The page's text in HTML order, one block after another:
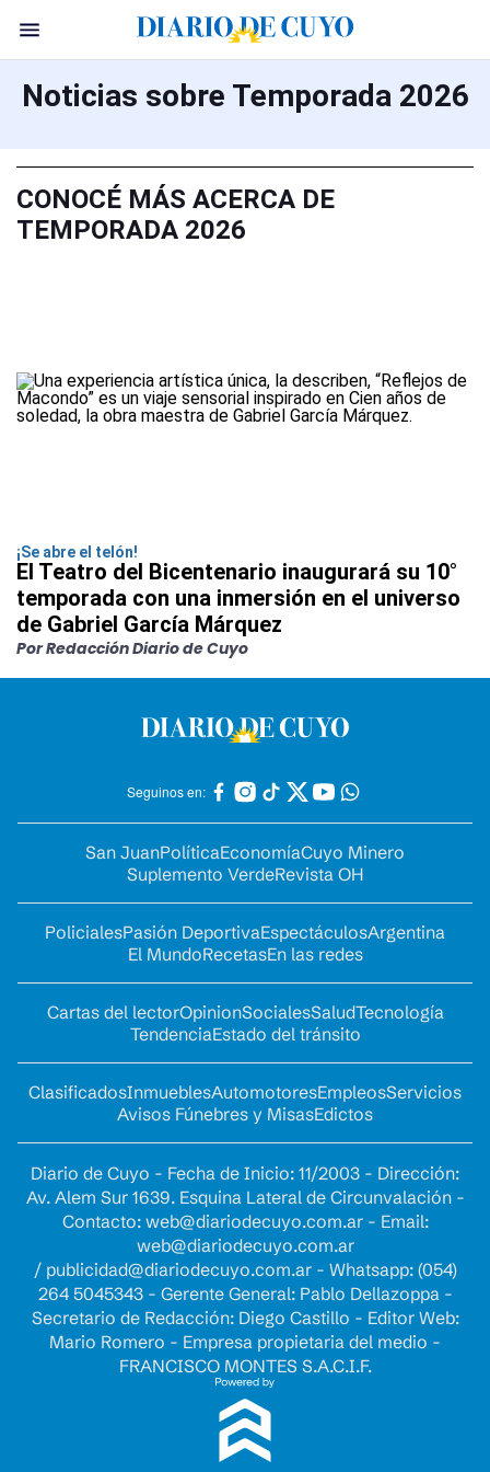
Noticias sobre Temporada 2026
CONOCÉ MÁS ACERCA DE
TEMPORADA 2026
¡Se abre el telón!
El Teatro del Bicentenario inaugurará su 10°
temporada con una inmersión en el universo
de Gabriel García Márquez
Por Redacción Diario de Cuyo
Seguinos en:
San JuanPolíticaEconomíaCuyo Minero
Suplemento VerdeRevista OH
PolicialesPasión DeportivaEspectáculosArgentina
El MundoRecetasEn las redes
Cartas del lectorOpinionSocialesSaludTecnología
TendenciaEstado del tránsito
ClasificadosInmueblesAutomotoresEmpleosServicios
Avisos Fúnebres y MisasEdictos
Diario de Cuyo - Fecha de Inicio: 11/2003 - Dirección:
Av. Alem Sur 1639. Esquina Lateral de Circunvalación -
Contacto: web@diariodecuyo.com.ar- Email:
web@diariodecuyo.com.ar
/ publicidad@diariodecuyo.com.ar- Whatsapp: (054)
264 5045343 - Gerente General: Pablo Dellazoppa -
Secretario de Redacción: Diego Castillo - Editor Web:
Mario Romero - Empresa propietaria del medio -
FRANCISCO MONTES S.A.C.I.F.